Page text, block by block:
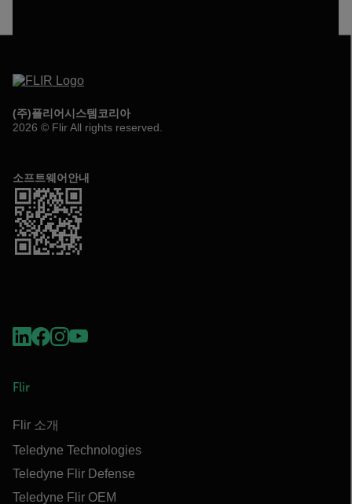
(주)플리어시스템코리아
2026 © Flir All rights reserved.
소프트웨어안내
Flir
Flir 소개
Teledyne Technologies
Teledyne Flir Defense
Teledyne Flir OEM